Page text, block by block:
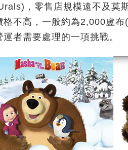
，零售店規模遠不及莫
格不高，一般約為2,000盧
者需要處理的一項挑戰。